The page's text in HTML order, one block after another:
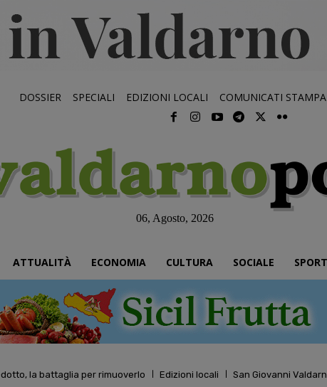
DOSSIER SPECIALI EDIZIONI LOCALI COMUNICATI STAMPA
06, Agosto, 2026
ATTUALITÀ ECONOMIA CULTURA SOCIALE SPORT
la battaglia per rimuoverlo Edizioni locali San Giovanni